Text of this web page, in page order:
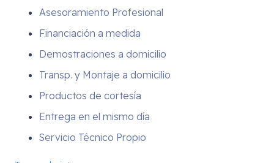
Asesoramiento Profesional
Financiación a medida
Demostraciones a domicilio
Transp. y Montaje a domicilio
Productos de cortesía
Entrega en el mismo día
Servicio Técnico Propio